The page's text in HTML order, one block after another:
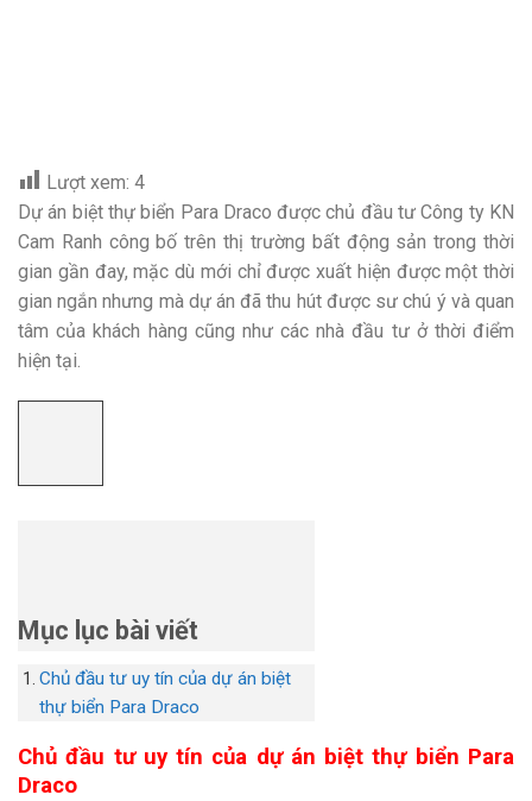
Lượt xem: 4
Dự án biệt thự biển Para Draco được chủ đầu tư Công ty KN
Cam Ranh công bố trên thị trường bất động sản trong thời
gian gần đay, mặc dù mới chỉ được xuất hiện được một thời
gian ngắn nhưng mà dự án đã thu hút được sư chú ý và quan
tâm của khách hàng cũng như các nhà đầu tư ở thời điểm
hiện tại.
Mục lục bài viết
Chủ đầu tư uy tín của dự án biệt
thự biển Para Draco
Chủ đầu tư uy tín của dự án biệt thự biển Para
Draco